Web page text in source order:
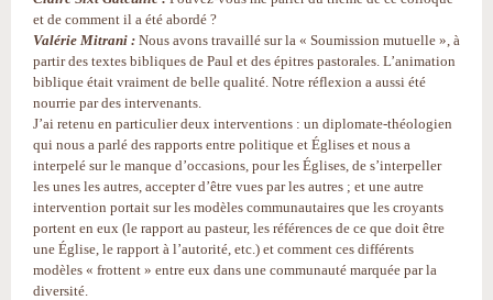
et de comment il a été abordé ?
Valérie Mitrani : Nous avons travaillé sur la « Soumission mutuelle », à
partir des textes bibliques de Paul et des épitres pastorales. L’animation
biblique était vraiment de belle qualité. Notre réflexion a aussi été
nourrie par des intervenants.
J’ai retenu en particulier deux interventions : un diplomate-théologien
qui nous a parlé des rapports entre politique et Églises et nous a
interpelé sur le manque d’occasions, pour les Églises, de s’interpeller
les unes les autres, accepter d’être vues par les autres ; et une autre
intervention portait sur les modèles communautaires que les croyants
portent en eux (le rapport au pasteur, les références de ce que doit être
une Église, le rapport à l’autorité, etc.) et comment ces différents
modèles « frottent » entre eux dans une communauté marquée par la
diversité.